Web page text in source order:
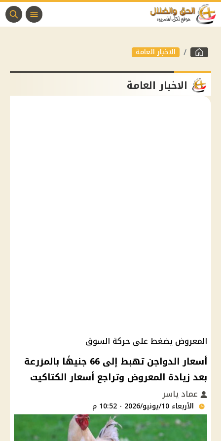
الاخبار العامة
الاخبار العامة
المعروض يضغط على حركة السوق
أسعار الدواجن تهبط إلى 66 جنيهًا بالمزرعة
بعد زيادة المعروض وتراجع أسعار الكتاكيت
عماد ياسر
الأربعاء 10/يونيو/2026 - 10:52 م